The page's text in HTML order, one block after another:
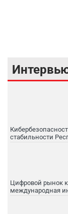
стабильности
Цифровой рынок
международная